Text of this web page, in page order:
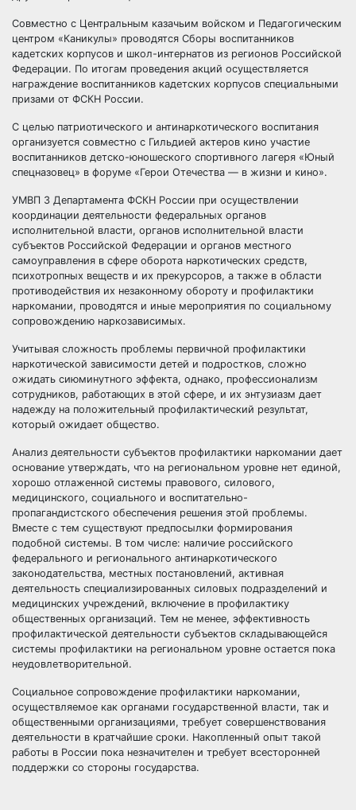
Совместно с Центральным казачьим войском и Педагогическим
центром «Каникулы» проводятся Сборы воспитанников
кадетских корпусов и школ-интернатов из регионов Российской
Федерации. По итогам проведения акций осуществляется
награждение воспитанников кадетских корпусов специальными
призами от ФСКН России.
С целью патриотического и антинаркотического воспитания
организуется совместно с Гильдией актеров кино участие
воспитанников детско-юношеского спортивного лагеря «Юный
спецназовец» в форуме «Герои Отечества — в жизни и кино».
УМВП 3 Департамента ФСКН России при осуществлении
координации деятельности федеральных органов
исполнительной власти, органов исполнительной власти
субъектов Российской Федерации и органов местного
самоуправления в сфере оборота наркотических средств,
психотропных веществ и их прекурсоров, а также в области
противодействия их незаконному обороту и профилактики
наркомании, проводятся и иные мероприятия по социальному
сопровождению наркозависимых.
Учитывая сложность проблемы первичной профилактики
наркотической зависимости детей и подростков, сложно
ожидать сиюминутного эффекта, однако, профессионализм
сотрудников, работающих в этой сфере, и их энтузиазм дает
надежду на положительный профилактический результат,
который ожидает общество.
Анализ деятельности субъектов профилактики наркомании дает
основание утверждать, что на региональном уровне нет единой,
хорошо отлаженной системы правового, силового,
медицинского, социального и воспитательно-
пропагандистского обеспечения решения этой проблемы.
Вместе с тем существуют предпосылки формирования
подобной системы. В том числе: наличие российского
федерального и регионального антинаркотического
законодательства, местных постановлений, активная
деятельность специализированных силовых подразделений и
медицинских учреждений, включение в профилактику
общественных организаций. Тем не менее, эффективность
профилактической деятельности субъектов складывающейся
системы профилактики на региональном уровне остается пока
неудовлетворительной.
Социальное сопровождение профилактики наркомании,
осуществляемое как органами государственной власти, так и
общественными организациями, требует совершенствования
деятельности в кратчайшие сроки. Накопленный опыт такой
работы в России пока незначителен и требует всесторонней
поддержки со стороны государства.